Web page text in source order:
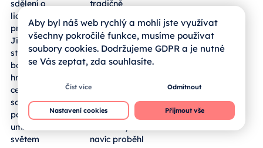
sdělení o
lidských
právech.
Jihočeští
středoškoláci
bodovali
hned ve dvou
celostátních
soutěžích a
potvrdili, že
umí nad
světem
tradičně
vyrazili naši
žáci prvních
ročníků dne
13. 4. 2026 do
přírody, kde
odpadky. V
letošním roce
ale v rámci
celé školy
navíc proběhl
Aby byl náš web rychlý a mohli jste využívat
všechny pokročilé funkce, musíme používat
soubory cookies. Dodržujeme GDPR a je nutné
se Vás zeptat, zda souhlasíte.
Číst více Odmítnout
Nastavení cookies Přijmout vše